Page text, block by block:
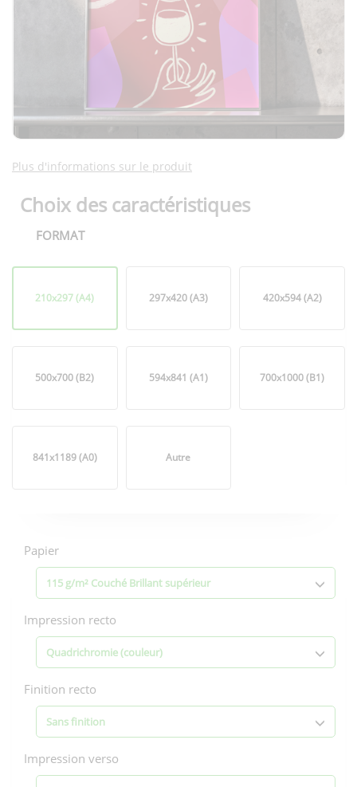
Plus d'informations sur le produit
Choix des caractéristiques
Format
FORMAT
210x297 (A4) 297x420 (A3) 420x594 (A2)
500x700 (B2) 594x841 (A1) 700x1000 (B1)
841x1189 (A0) Autre
d'impression
Papier
115 g/m² Couché Brillant supérieur
Impression recto
Quadrichromie (couleur)
Finition recto
Sans finition
Impression verso